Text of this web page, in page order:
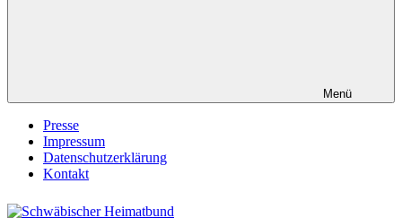
Menü
Presse
Impressum
Datenschutzerklärung
Kontakt